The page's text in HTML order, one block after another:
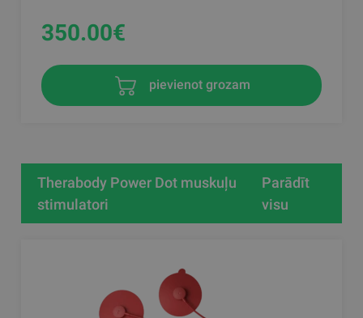
350.00€
pievienot grozam
Therabody Power Dot muskuļu
stimulatori
Parādīt
visu